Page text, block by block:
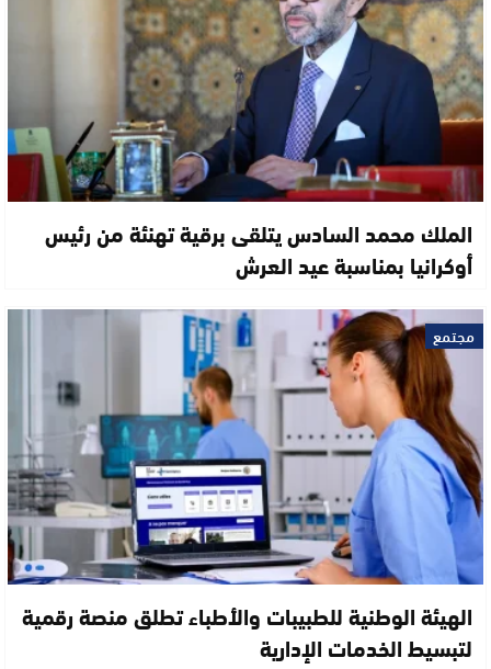
الملك محمد السادس يتلقى برقية تهنئة من رئيس
أوكرانيا بمناسبة عيد العرش
مجتمع
الهيئة الوطنية للطبيبات والأطباء تطلق منصة رقمية
لتبسيط الخدمات الإدارية